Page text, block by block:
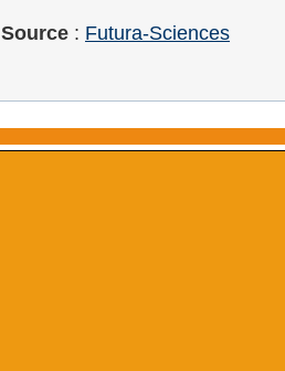
Source : Futura-Sciences